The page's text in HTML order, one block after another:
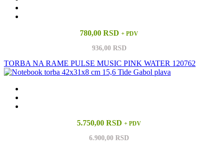
780,00 RSD + PDV
936,00 RSD
TORBA NA RAME PULSE MUSIC PINK WATER 120762
5.750,00 RSD + PDV
6.900,00 RSD